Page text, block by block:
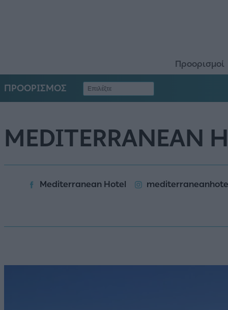
Προορισμοί
ΠΡΟΟΡΙΣΜΟΣ
MEDITERRANEAN
Mediterranean Hotel